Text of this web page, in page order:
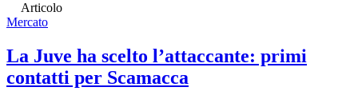
Articolo
Mercato
La Juve ha scelto l’attaccante: primi
contatti per Scamacca